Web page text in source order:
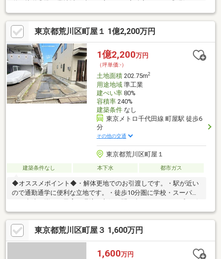
更地■ご購入者様限定サービス（住宅購入サポート）■買換えサポ
ート■ファイナンシャルプランニングサービス―詳細は営業担当へ
お問合せください。
東京都荒川区町屋１ 1億2,200万円
1億2,200万円
（坪単価:-）
土地面積202.75m2
用途地域準工業
建ぺい率80%
容積率240%
建築条件なし
東京メトロ千代田線 町屋駅 徒歩6
分
その他の交通
東京都荒川区町屋１
建築条件なし 本下水 都市ガス
◆オススメポイント◆・解体更地でのお引渡しです。・駅が近い
ので通勤通学に便利な立地です。・徒歩10分圏に学校・スーパ
ー・病院が揃い、子育て環境も良好お問い合わせはハウスプラザ
日暮里店までお気軽にどうぞ！
東京都荒川区町屋３ 1,600万円
1,600万円